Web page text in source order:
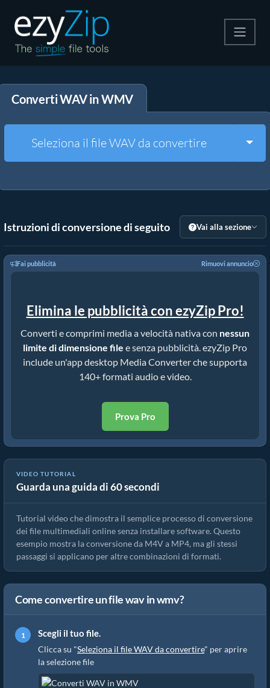
Decomprimi
Altri strumenti
Converti WAV in WMV
Seleziona il file WAV da convertire
Istruzioni di conversione di seguito Vai alla sezione
Fai pubblicità Rimuovi annuncio
Elimina le pubblicità con ezyZip Pro!
Converti e comprimi media a velocità nativa con nessun
limite di dimensione file e senza pubblicità. ezyZip Pro
include un'app desktop Media Converter che supporta
140+ formati audio e video.
Prova Pro
VIDEO TUTORIAL
Guarda una guida di 60 secondi
Come convertire file multimediali
Tutorial video che dimostra il semplice processo di conversione
dei file multimediali online senza installare software. Questo
esempio mostra la conversione da M4V a MP4, ma gli stessi
passaggi si applicano per altre combinazioni di formati.
Come convertire un file wav in wmv?
Scegli il tuo file.
Clicca su "Seleziona il file WAV da convertire" per aprire
la selezione file